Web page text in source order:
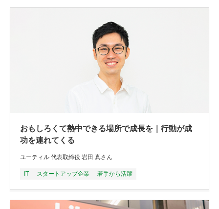
おもしろくて熱中できる場所で成長を｜行動が成
功を連れてくる
ユーティル 代表取締役 岩田 真さん
IT スタートアップ企業 若手から活躍